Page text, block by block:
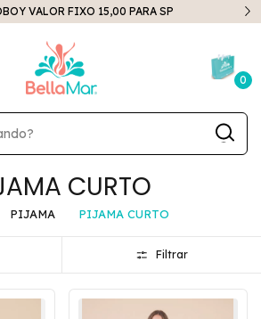
SALE" apartir de R$35,00
0
CURTO
PIJAMA PIJAMA CURTO
Filtrar